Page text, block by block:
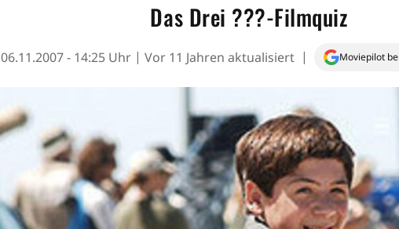
Das Drei ???-Filmquiz
06.11.2007 - 14:25 Uhr Vor 11 Jahren aktualisiert Moviepilot